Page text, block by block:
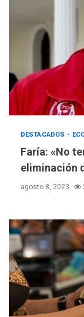
DESTACADOS
Faría: «No
eliminación
agosto 8, 2023